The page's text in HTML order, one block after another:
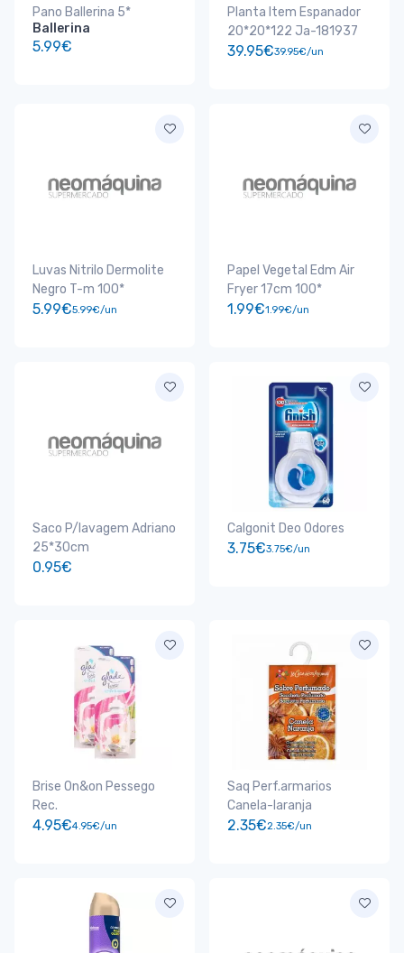
Pano Ballerina 5*
Ballerina
5.99€
Planta Item Espanador
20*20*122 Ja-181937
39.95€39.95€/un
Luvas Nitrilo Dermolite
Negro T-m 100*
5.99€5.99€/un
Papel Vegetal Edm Air
Fryer 17cm 100*
1.99€1.99€/un
Saco P/lavagem Adriano
25*30cm
0.95€
Calgonit Deo Odores
3.75€3.75€/un
Brise On&on Pessego
Rec.
4.95€4.95€/un
Saq Perf.armarios
Canela-laranja
2.35€2.35€/un